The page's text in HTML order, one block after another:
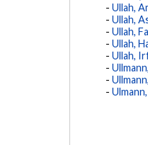
Ullah,
Ullah,
Ullah,
Ullah,
Ullah,